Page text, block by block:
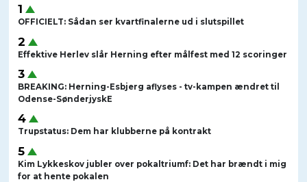
OFFICIELT: Sådan ser kvartfinalerne ud i slutspillet
Effektive Herlev slår Herning efter målfest med 12 scoringer
BREAKING: Herning-Esbjerg aflyses - tv-kampen ændret til
Odense-SønderjyskE
Trupstatus: Dem har klubberne på kontrakt
Kim Lykkeskov jubler over pokaltriumf: Det har brændt i mig
for at hente pokalen